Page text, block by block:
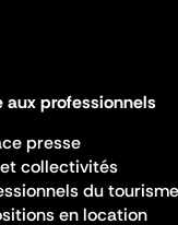
aux professionnels
presse
et collectivités
du tourisme
en location